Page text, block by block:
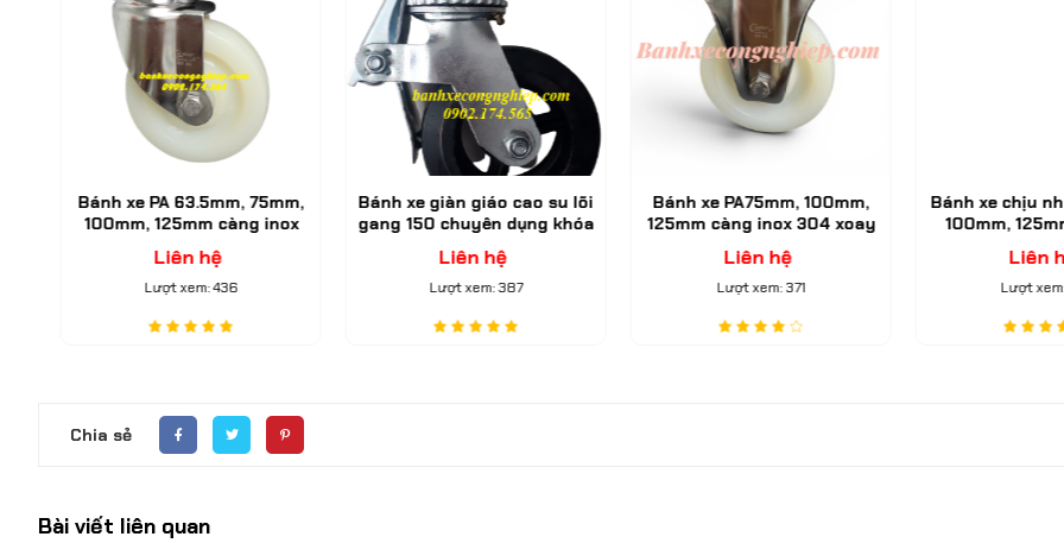
Bánh xe PA 63.5mm, 75mm,
100mm, 125mm càng inox
304 xoay M12 Caster Serie 2
tải trung
Liên hệ
Lượt xem: 436
Bánh xe giàn giáo cao su lõi
gang 150 chuyên dụng khóa
Liên hệ
Lượt xem: 387
Bánh xe PA75mm, 100mm,
125mm càng inox 304 xoay
cố định Caster Serie 2 tiêu
chuẩn EU
Liên hệ
Lượt xem: 371
Bánh xe chịu
100mm,
200mm càng
khóa đơn Caster
nặng
Liên hệ
Lượt xem:
Chia sẻ
Bài viết liên quan